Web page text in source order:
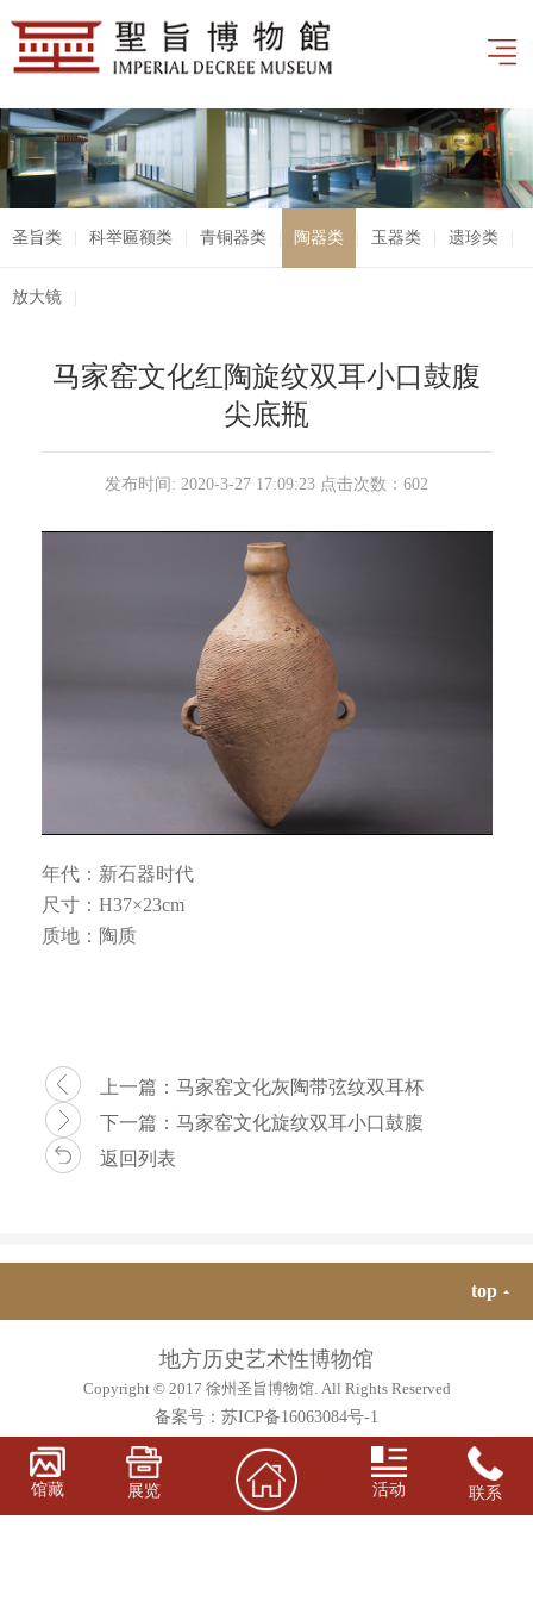
圣旨类 科举匾额类 青铜器类 陶器类 玉器类 遗珍类
放大镜
马家窑文化红陶旋纹双耳小口鼓腹
尖底瓶
发布时间: 2020-3-27 17:09:23 点击次数： 602
年代：新石器时代
尺寸： H37×23cm
质地：陶质
上一篇： 马家窑文化灰陶带弦纹双耳杯
下一篇： 马家窑文化旋纹双耳小口鼓腹
尖底瓶
返回列表
top
地方历史艺术性博物馆
Copyright © 2017 徐州圣旨博物馆. All Rights Reserved
备案号： 苏ICP备16063084号-1
馆藏 展览 活动 联系